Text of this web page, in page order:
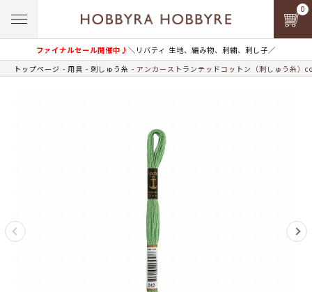
ファイナルセール開催中♪＼リバティ 生地、編み物、刺繍、刺し子／
0
トップページ 用具 刺しゅう糸 アンカーストランテッドコットン（刺しゅう糸）